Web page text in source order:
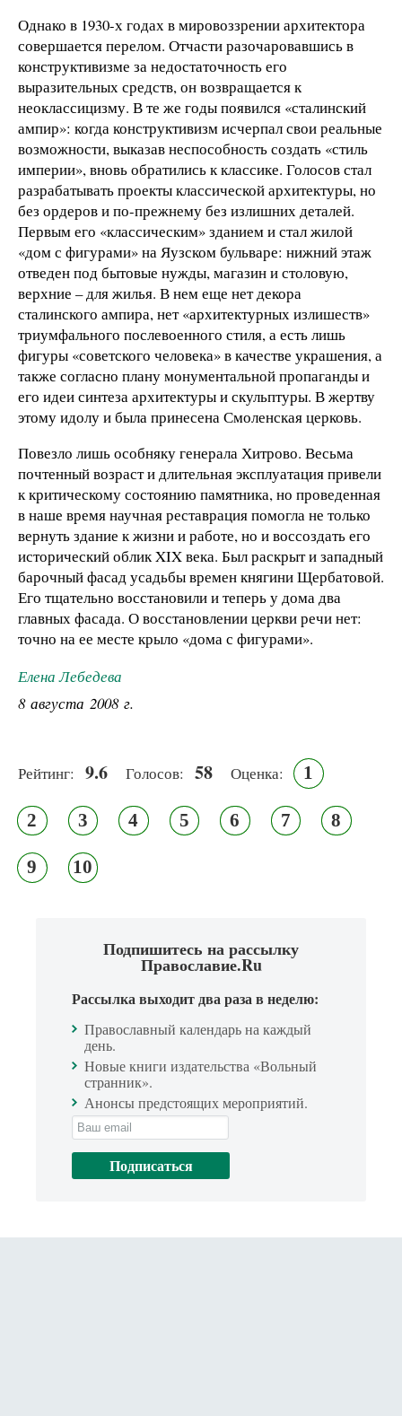
Однако в 1930-х годах в мировоззрении архитектора
совершается перелом. Отчасти разочаровавшись в
конструктивизме за недостаточность его
выразительных средств, он возвращается к
неоклассицизму. В те же годы появился «сталинский
ампир»: когда конструктивизм исчерпал свои реальные
возможности, выказав неспособность создать «стиль
империи», вновь обратились к классике. Голосов стал
разрабатывать проекты классической архитектуры, но
без ордеров и по-прежнему без излишних деталей.
Первым его «классическим» зданием и стал жилой
«дом с фигурами» на Яузском бульваре: нижний этаж
отведен под бытовые нужды, магазин и столовую,
верхние – для жилья. В нем еще нет декора
сталинского ампира, нет «архитектурных излишеств»
триумфального послевоенного стиля, а есть лишь
фигуры «советского человека» в качестве украшения, а
также согласно плану монументальной пропаганды и
его идеи синтеза архитектуры и скульптуры. В жертву
этому идолу и была принесена Смоленская церковь.
Повезло лишь особняку генерала Хитрово. Весьма
почтенный возраст и длительная эксплуатация привели
к критическому состоянию памятника, но проведенная
в наше время научная реставрация помогла не только
вернуть здание к жизни и работе, но и воссоздать его
исторический облик XIX века. Был раскрыт и западный
барочный фасад усадьбы времен княгини Щербатовой.
Его тщательно восстановили и теперь у дома два
главных фасада. О восстановлении церкви речи нет:
точно на ее месте крыло «дома с фигурами».
Елена Лебедева
8 августа 2008 г.
Рейтинг: 9.6 Голосов: 58 Оценка: 1
2 3 4 5 6 7 8
9 10
Подпишитесь на рассылку
Православие.Ru
Рассылка выходит два раза в неделю:
Православный календарь на каждый
день.
Новые книги издательства «Вольный
странник».
Анонсы предстоящих мероприятий.